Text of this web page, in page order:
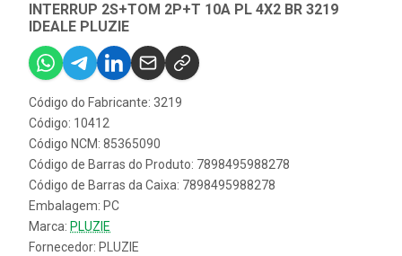
INTERRUP 2S+TOM 2P+T 10A PL 4X2 BR 3219
IDEALE PLUZIE
Código do Fabricante: 3219
Código: 10412
Código NCM: 85365090
Código de Barras do Produto: 7898495988278
Código de Barras da Caixa: 7898495988278
Embalagem: PC
Marca: PLUZIE
Fornecedor: PLUZIE